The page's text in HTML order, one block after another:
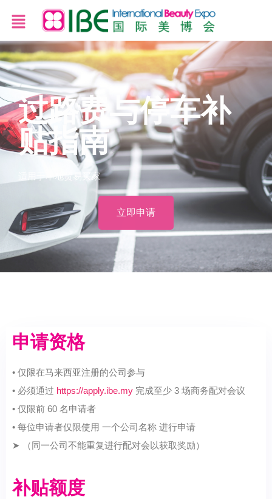
过路费与停车补
贴指南
适用于本地贸易买家
立即申请
申请资格
• 仅限在马来西亚注册的公司参与
• 必须通过 https://apply.ibe.my 完成至少 3 场商务配对会议
• 仅限前 60 名申请者
• 每位申请者仅限使用 一个公司名称 进行申请
➤ （同一公司不能重复进行配对会以获取奖励）
补贴额度